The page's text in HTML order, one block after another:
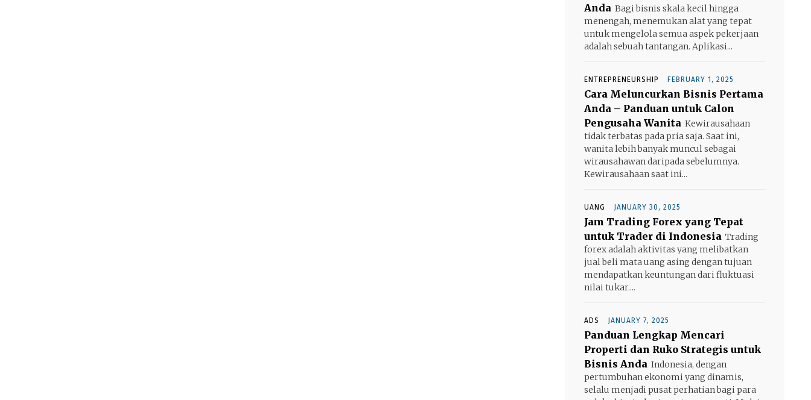
Anda Bagi bisnis skala kecil hingga
menengah, menemukan alat yang tepat
untuk mengelola semua aspek pekerjaan
adalah sebuah tantangan. Aplikasi...
ENTREPRENEURSHIP FEBRUARY 1, 2025
Cara Meluncurkan Bisnis Pertama
Anda – Panduan untuk Calon
Pengusaha Wanita Kewirausahaan
tidak terbatas pada pria saja. Saat ini,
wanita lebih banyak muncul sebagai
wirausahawan daripada sebelumnya.
Kewirausahaan saat ini...
UANG JANUARY 30, 2025
Jam Trading Forex yang Tepat
untuk Trader di Indonesia Trading
forex adalah aktivitas yang melibatkan
jual beli mata uang asing dengan tujuan
mendapatkan keuntungan dari fluktuasi
nilai tukar....
ADS JANUARY 7, 2025
Panduan Lengkap Mencari
Properti dan Ruko Strategis untuk
Bisnis Anda Indonesia, dengan
pertumbuhan ekonomi yang dinamis,
selalu menjadi pusat perhatian bagi para